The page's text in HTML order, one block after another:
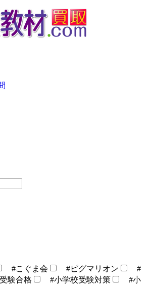
#こぐま会 #ピグマリオン
#
験合格 #小学校受験対策
#小